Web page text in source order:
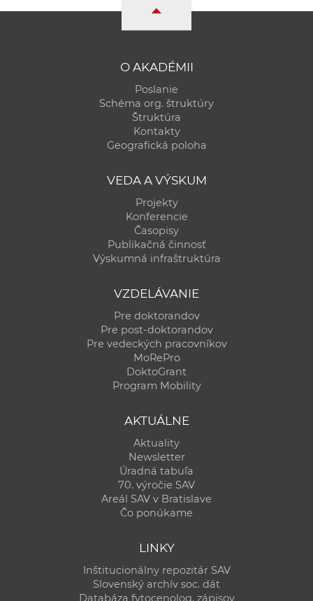
O AKADÉMII
Poslanie
Schéma org. štruktúry
Štruktúra
Kontakty
Geografická poloha
VEDA A VÝSKUM
Projekty
Konferencie
Časopisy
Publikačná činnosť
Výskumná infraštruktúra
VZDELÁVANIE
Pre doktorandov
Pre post-doktorandov
Pre vedeckých pracovníkov
MoRePro
DoktoGrant
Program Mobility
AKTUÁLNE
Aktuality
Newsletter
Úradná tabuľa
70. výročie SAV
Areál SAV v Bratislave
Čo ponúkame
LINKY
Inštitucionálny repozitár SAV
Slovenský archív soc. dát
Databáza fytocenolog. zápisov